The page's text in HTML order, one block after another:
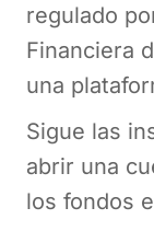
regulado
Financiera
una
Sigue las
abrir una
los fondos